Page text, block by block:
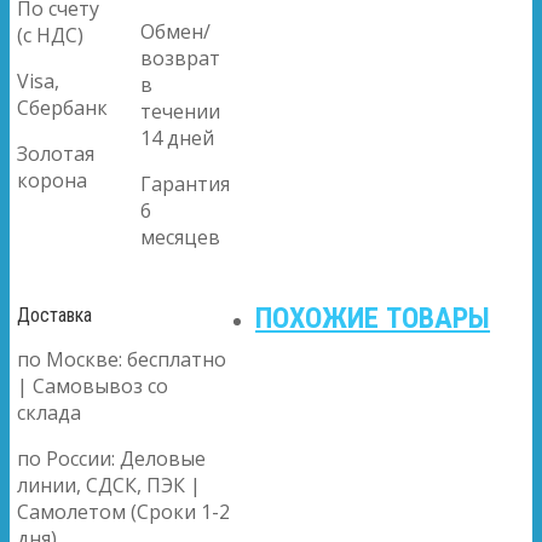
По счету
(с НДС)
Visa,
Сбербанк
Золотая
корона
Обмен/
возврат
в
течении
14 дней
Гарантия
6
месяцев
Доставка
по Москве: бесплатно
| Самовывоз со
склада
по России: Деловые
линии, СДСК, ПЭК |
Самолетом (Сроки 1-2
ПОХОЖИЕ ТОВАРЫ